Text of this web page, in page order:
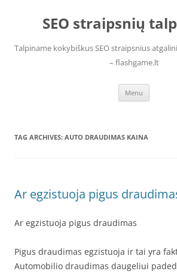
contentSEO straipsnių
Talpiname kokybiškus SEO straipsnius
– flashgame.lt
Menu
TAG ARCHIVES: AUTO DRAUDIMAS KAINA
Ar egzistuoja pigus
Ar egzistuoja pigus draudimas
Pigus draudimas egzistuoja ir tai yra
Automobilio draudimas daugeliui